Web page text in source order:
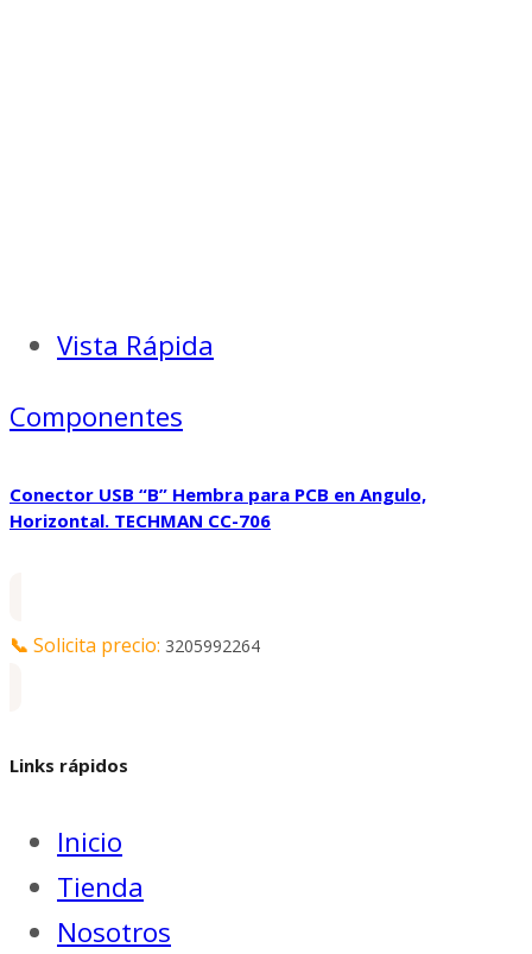
Vista Rápida
Componentes
Conector USB “B” Hembra para PCB en Angulo,
Horizontal. TECHMAN CC-706
📞 Solicita precio: 3205992264
Links rápidos
Inicio
Tienda
Nosotros